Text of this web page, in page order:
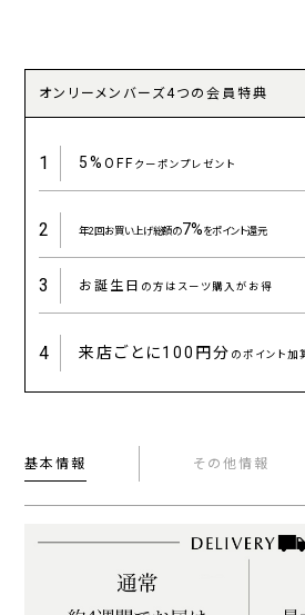
オンリーメンバーズ4つの会員特典
1 5%OFFクーポンプレゼント
2 年2回お買い上げ総額の7%をポイント還元
3 お誕生日 の方はスーツ購入がお得
4 来店ごとに100円分 のポイント加
基本情報 その他情報